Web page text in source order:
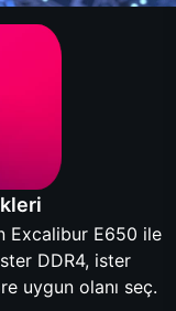
Excalibur E650 ile
DDR4, ister
uygun olanı seç.